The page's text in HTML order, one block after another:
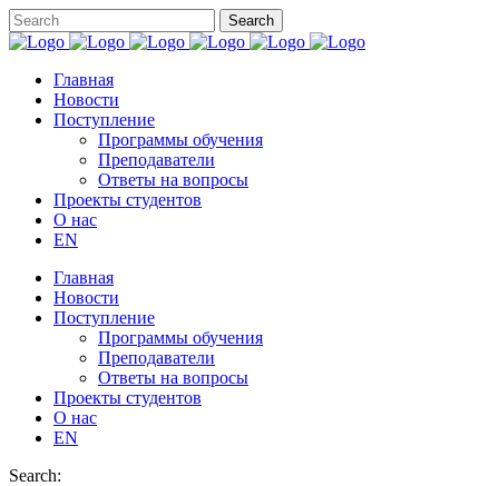
Главная
Новости
Поступление
Программы обучения
Преподаватели
Ответы на вопросы
Проекты студентов
О нас
EN
Главная
Новости
Поступление
Программы обучения
Преподаватели
Ответы на вопросы
Проекты студентов
О нас
EN
Search: